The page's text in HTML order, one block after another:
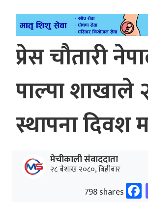
प्रेस चौतारी
पाल्पा
स्थापना दिवश
मेचीकाली संवाददाता
२८ बैशाख २०८०, बिहीबार
798 shares